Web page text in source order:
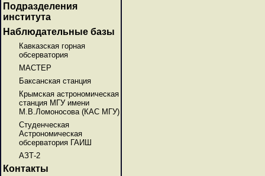
Подразделения
института
Наблюдательные базы
Кавказская горная
обсерватория
МАСТЕР
Баксанская станция
Крымская астрономическая
станция МГУ имени
М.В.Ломоносова (КАС МГУ)
Студенческая
Астрономическая
обсерватория ГАИШ
АЗТ-2
Контакты